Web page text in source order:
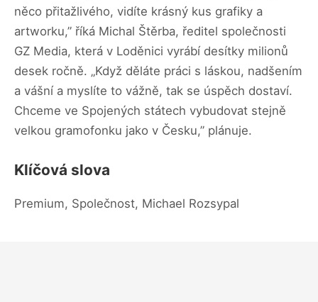
něco přitažlivého, vidíte krásný kus grafiky a
artworku,” říká Michal Štěrba, ředitel společnosti
GZ Media, která v Loděnici vyrábí desítky milionů
desek ročně. „Když děláte práci s láskou, nadšením
a vášní a myslíte to vážně, tak se úspěch dostaví.
Chceme ve Spojených státech vybudovat stejně
velkou gramofonku jako v Česku,” plánuje.
Klíčová slova
Premium, Společnost, Michael Rozsypal